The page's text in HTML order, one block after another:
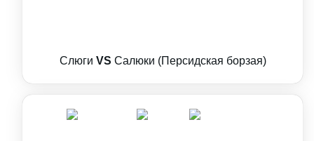
Слюги VS Салюки (Персидская борзая)